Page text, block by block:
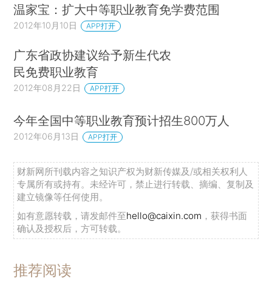
温家宝：扩大中等职业教育免学费范围
2012年10月10日 APP打开
广东省政协建议给予新生代农
民免费职业教育
2012年08月22日 APP打开
今年全国中等职业教育预计招生800万人
2012年06月13日 APP打开
财新网所刊载内容之知识产权为财新传媒及/或相关权利人
专属所有或持有。未经许可，禁止进行转载、摘编、复制及
建立镜像等任何使用。
如有意愿转载，请发邮件至hello@caixin.com ，获得书面
确认及授权后，方可转载。
推荐阅读